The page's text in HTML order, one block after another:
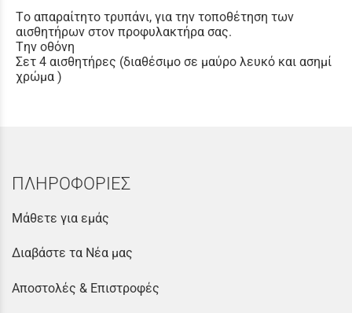
Tο απαραίτητο τρυπάνι, για την τοποθέτηση των
αισθητήρων στον προφυλακτήρα σας.
Tην οθόνη
Σετ 4 αισθητήρες (διαθέσιμο σε μαύρο λευκό και ασημί
χρώμα )
ΠΛΗΡΟΦΟΡΙΕΣ
Μάθετε για εμάς
Διαβάστε τα Νέα μας
Αποστολές & Επιστροφές